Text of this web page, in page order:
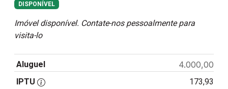
DISPONÍVEL
Imóvel disponível. Contate-nos pessoalmente para
visita-lo
Aluguel 4.000,00
IPTU 173,93